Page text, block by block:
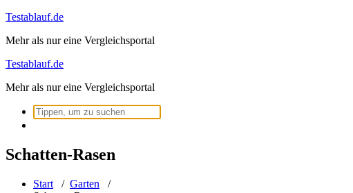
Zum
springen
Testablauf.de
Mehr als nur eine Vergleichsportal
Testablauf.de
Mehr als nur eine Vergleichsportal
Suchen
nach:
Schatten-Rasen
Start / Garten /